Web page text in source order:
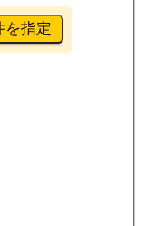
を指定